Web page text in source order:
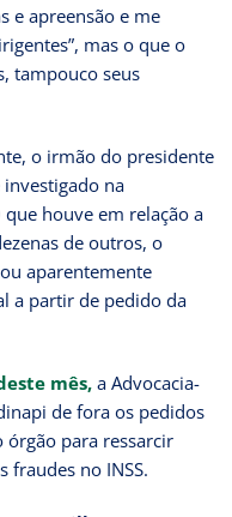
e apreensão e me
mas o que o
tampouco seus
o irmão do presidente
investigado na
que houve em relação a
de outros, o
aparentemente
a partir de pedido da
mês, a Advocacia-
de fora os pedidos
para ressarcir
fraudes no INSS.